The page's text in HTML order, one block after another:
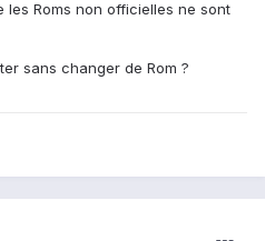
Roms non officielles ne sont
sans changer de Rom ?